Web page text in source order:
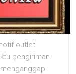
outlet
pengiriman